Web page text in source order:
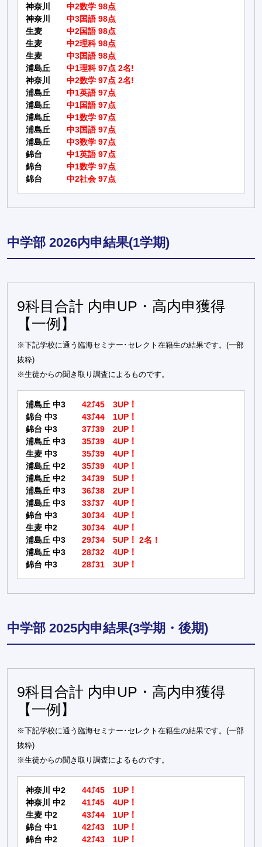
神奈川
中2数学 98点
神奈川
中3国語 98点
生麦
中2国語 98点
生麦
中2理科 98点
生麦
中3国語 98点
浦島丘
中1理科 97点 2名!
神奈川
中2数学 97点 2名!
浦島丘
中1英語 97点
浦島丘
中1国語 97点
浦島丘
中1数学 97点
浦島丘
中3国語 97点
浦島丘
中3数学 97点
錦台
中1英語 97点
錦台
中1数学 97点
錦台
中2社会 97点
中学部 2026内申結果(1学期)
9科目合計 内申UP・高内申獲得
【一例】
※下記学校に通う臨海セミナー･セレクト在籍生の結果です。(一部
抜粋)
※生徒からの聞き取り調査によるものです。
浦島丘 中3
42⤴45 3UP！
錦台 中3
43⤴44 1UP！
錦台 中3
37⤴39 2UP！
浦島丘 中3
35⤴39 4UP！
生麦 中3
35⤴39 4UP！
浦島丘 中2
35⤴39 4UP！
浦島丘 中2
34⤴39 5UP！
浦島丘 中3
36⤴38 2UP！
浦島丘 中3
33⤴37 4UP！
錦台 中3
30⤴34 4UP！
生麦 中2
30⤴34 4UP！
浦島丘 中3
29⤴34 5UP！ 2名！
浦島丘 中3
28⤴32 4UP！
錦台 中3
28⤴31 3UP！
中学部 2025内申結果(3学期・後期)
9科目合計 内申UP・高内申獲得
【一例】
※下記学校に通う臨海セミナー･セレクト在籍生の結果です。(一部
抜粋)
※生徒からの聞き取り調査によるものです。
神奈川 中2
44⤴45 1UP！
神奈川 中2
41⤴45 4UP！
生麦 中2
43⤴44 1UP！
錦台 中1
42⤴43 1UP！
錦台 中2
42⤴43 1UP！